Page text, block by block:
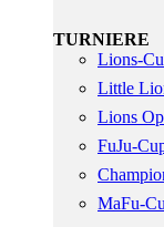
TURNIERE
Lions-
Little
Lions
FuJu-
MaFu-